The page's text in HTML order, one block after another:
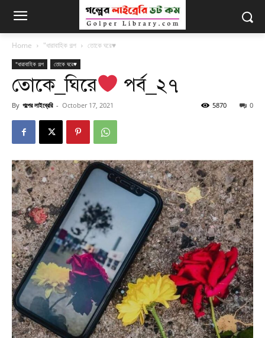
Home "ধারাবাহিক গল্প তোকে ঘরে♥
"ধারাবাহিক গল্প তোকে ঘরে♥
তোকে_ঘিরে পর্ব_২৭
By গল্পের লাইব্রেরি - October 17, 2021 0
5870